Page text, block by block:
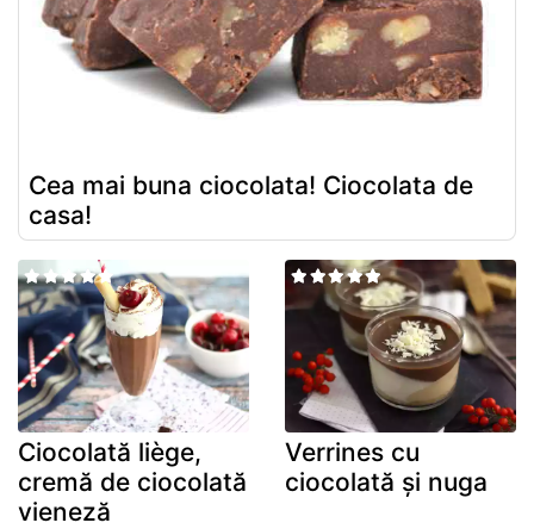
Cea mai buna ciocolata! Ciocolata de
casa!
Ciocolată liège,
cremă de ciocolată
vieneză
Verrines cu
ciocolată și nuga